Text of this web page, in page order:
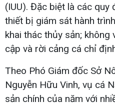
(IUU). Đặc biệt là các quy
thiết bị giám sát hành
khai thác thủy sản;
cập và rời cảng cá chỉ
Theo Phó Giám đốc Sở
Nguyễn Hữu Vinh, vụ cá
sản chính của năm với